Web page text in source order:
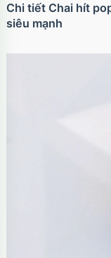
Chi tiết Chai hít
siêu mạnh